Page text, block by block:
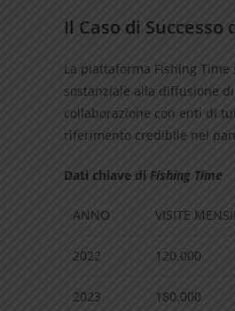
Il Caso di Successo
La piattaforma Fishing
sostanziale alla diffusione
collaborazione con enti di
riferimento credibile nel
Dati chiave di Fishing Time
ANNO VISITE
2022 120.000
2023 180.000